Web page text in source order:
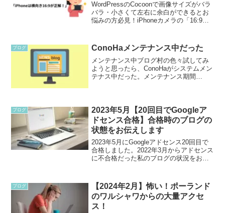
WordPressのCocoonで画像サイズがバラ
バラ・小さくて左右に余白ができるとお
悩みの方必見！iPhoneカメラの「16:9横
に分かりやすく解説します。サイズを統
一してプロ風ブログに！
ブログ ConoHaメンテナンス中だった
メンテナンス中ブログ村の色々試してみ
ようと思ったら、ConoHaがシステムメン
テナス中だった。メンテナンス期間
ブログ
2023年5月【20回目でGoogleア
ドセンス合格】合格時のブログの
状態をお伝えします
2023年5月にGoogleアドセンス20回目で
合格しました。2022年3月からアドセンス
に不合格だった私のブログの状況をお伝
ブログ
【2024年2月】怖い！ポーランド
のワルシャワからの大量アクセ
ス！